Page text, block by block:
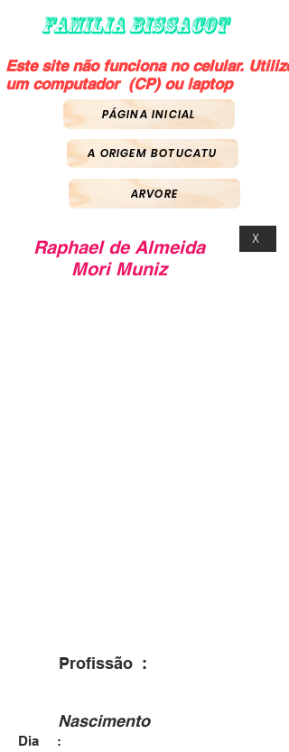
FAMILIA BISSACOT
Este site não funciona no celular. Utilize
um computador (CP) ou laptop
PÁGINA INICIAL
A ORIGEM BOTUCATU
ARVORE
Raphael de Almeida
Mori Muniz
X
Nascimento
Dia :
Profissão :